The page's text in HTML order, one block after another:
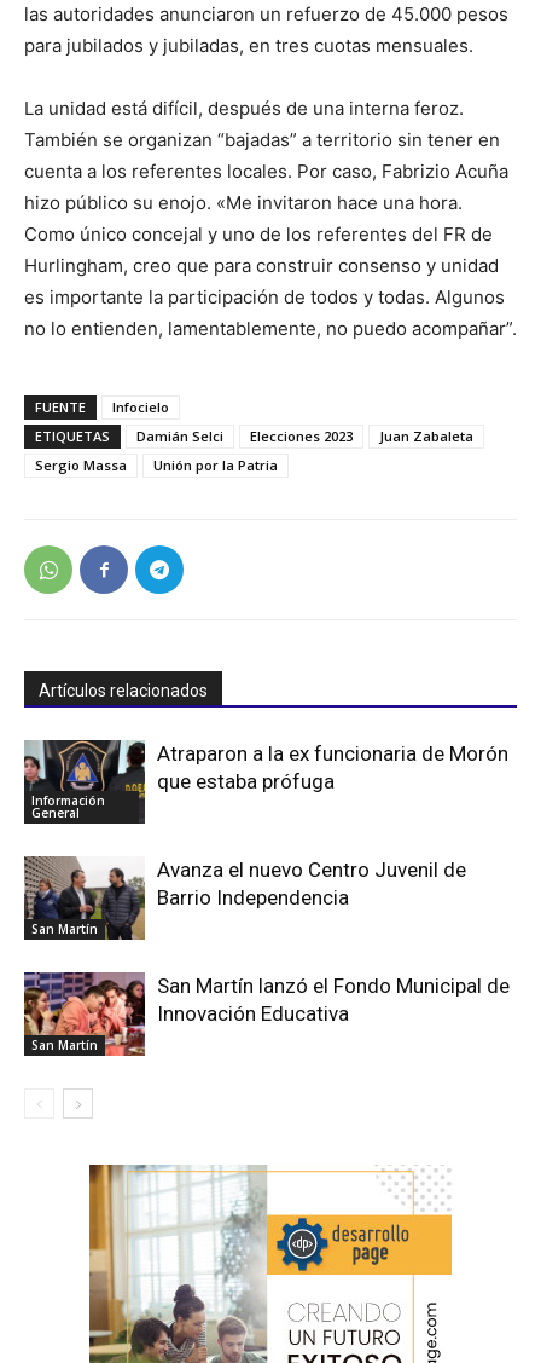
las autoridades anunciaron un refuerzo de 45.000 pesos
para jubilados y jubiladas, en tres cuotas mensuales.
La unidad está difícil, después de una interna feroz.
También se organizan “bajadas” a territorio sin tener en
cuenta a los referentes locales. Por caso, Fabrizio Acuña
hizo público su enojo. «Me invitaron hace una hora.
Como único concejal y uno de los referentes del FR de
Hurlingham, creo que para construir consenso y unidad
es importante la participación de todos y todas. Algunos
no lo entienden, lamentablemente, no puedo acompañar”.
FUENTE
Infocielo
ETIQUETAS
Damián Selci Elecciones 2023
Juan Zabaleta
Sergio Massa
Unión por la Patria
Artículos relacionados
Información
General
Atraparon a la ex funcionaria de Morón
que estaba prófuga
San Martín
Avanza el nuevo Centro Juvenil de
Barrio Independencia
San Martín
San Martín lanzó el Fondo Municipal de
Innovación Educativa